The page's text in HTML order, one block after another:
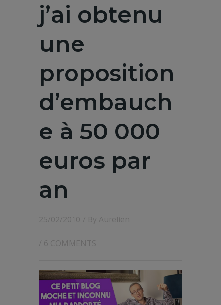
j’ai obtenu
une
proposition
d’embauch
e à 50 000
euros par
an
25/02/2010 / By Aurelien
/ 6 COMMENTS